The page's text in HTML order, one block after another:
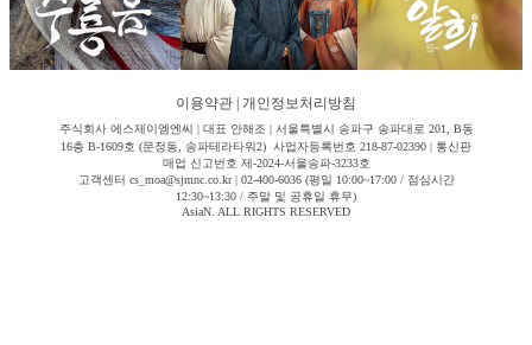
이용약관 개인정보처리방침
주식회사 에스제이엠엔씨 | 대표 안해조 | 서울특별시 송파구 송파대로 201, B동
16층 B-1609호 (문정동, 송파테라타워2) 사업자등록번호 218-87-02390 | 통신판
매업 신고번호 제-2024-서울송파-3233호
고객센터 cs_moa@sjmnc.co.kr | 02-400-6036 (평일 10:00~17:00 / 점심시간
12:30~13:30 / 주말 및 공휴일 휴무)
AsiaN. ALL RIGHTS RESERVED